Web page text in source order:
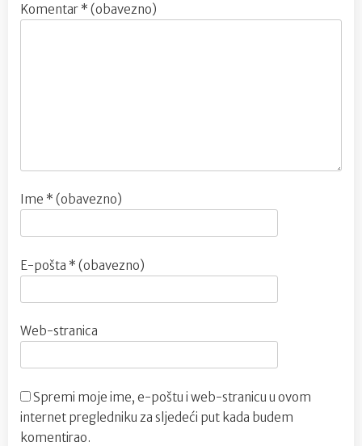
Komentar * (obavezno)
Ime * (obavezno)
E-pošta * (obavezno)
Web-stranica
Spremi moje ime, e-poštu i web-stranicu u ovom
internet pregledniku za sljedeći put kada budem
komentirao.